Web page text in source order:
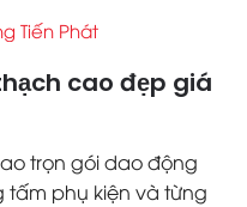
Tiến Phát
cao đẹp giá
trọn gói dao động
tấm phụ kiện và từng